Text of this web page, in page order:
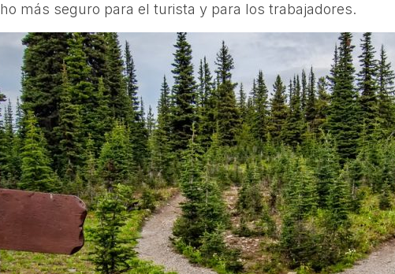
más seguro para el turista y para los trabajadores.